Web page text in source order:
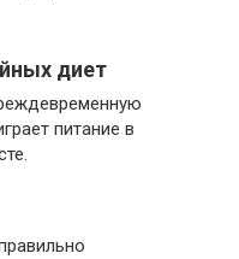
диет
питание в